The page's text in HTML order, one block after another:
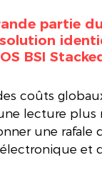
partie
BSI
coûts
lecture plus
une rafale
et